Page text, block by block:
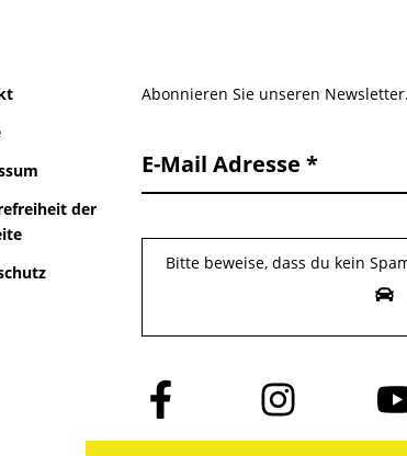
der
Abonnieren Sie unseren
E-Mail Adresse
Bitte beweise, dass du kein
Folge
uns
auf
Folge
uns
auf
uns
auf